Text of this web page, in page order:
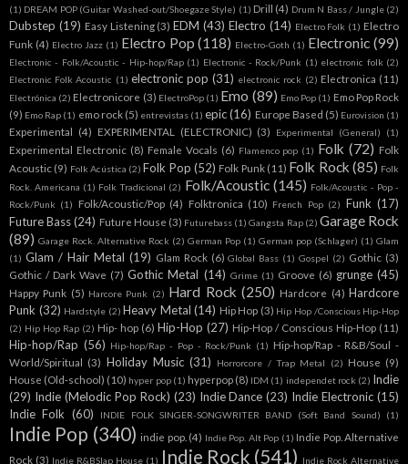
(1) DREAM POP (Guitar Washed-out/Shoegaze Style) (1) Drill (4) Drum N Bass / Jungle (2)
Dubstep (19) Easy Listening (3) EDM (43) Electro (14) Electro Folk (1) Electro
Funk (4) Electro Jazz (1) Electro Pop (118) Electro-Goth (1) Electronic (99)
Electronic - Folk/Acoustic - Hip-hop/Rap (1) Electronic - Rock/Punk (1) electronic folk (2)
Electronic Folk Acoustic (1) electronic pop (31) electronic rock (2) Electronica (11)
Electrónica (2) Electronicore (3) ElectroPop (1) Emo (89) Emo Pop (1) Emo Pop Rock
(9) Emo Rap (1) emo rock (5) entrevistas (1) epic (16) Europe Based (5) Eurovision (1)
Experimental (4) EXPERIMENTAL (ELECTRONIC) (3) Experimental (General) (1)
Experimental Electronic (8) Female Vocals (6) Flamenco pop (1) Folk (72) Folk
Acoustic (9) Folk Acústica (2) Folk Pop (52) Folk Punk (11) Folk Rock (85) Folk
Rock. Americana (1) Folk Tradicional (2) Folk/Acoustic (145) Folk/Acoustic - Pop -
Rock/Punk (1) Folk/Acoustic/Pop (4) Folktronica (10) French Pop (2) Funk (17)
Future Bass (24) Future House (3) Futurebass (1) Gangsta Rap (2) Garage Rock
(89) Garage Rock. Alternative Rock (2) German Pop (1) German pop (Schlager) (1) Glam
(1) Glam / Hair Metal (19) Glam Rock (6) Global Bass (1) Gospel (2) Gothic (3)
Gothic / Dark Wave (7) Gothic Metal (14) Grime (1) Groove (6) grunge (45)
Happy Punk (5) Harcore Punk (2) Hard Rock (250) Hardcore (4) Hardcore
Punk (32) Hardstyle (2) Heavy Metal (14) Hip Hop (3) Hip Hop /Conscious Hip-Hop
(2) Hip Hop Rap (2) Hip- hop (6) Hip-Hop (27) Hip-Hop / Conscious Hip-Hop (11)
Hip-hop/Rap (56) Hip-hop/Rap - Pop - Rock/Punk (1) Hip-hop/Rap - R&B/Soul -
World/Spiritual (3) Holiday Music (31) Horrorcore / Trap Metal (2) House (9)
House (Old-school) (10) hyper pop (1) hyperpop (8) IDM (1) independet rock (2) Indie
(29) Indie (Melodic Pop Rock) (23) Indie Dance (23) Indie Electronic (15)
Indie Folk (60) INDIE FOLK SINGER-SONGWRITER BAND (Soft Band Sound) (1)
Indie Pop (340) indie pop. (4) Indie Pop. Alt Pop (1) Indie Pop. Alternative
Rock (3) Indie R&BSlap House (1) Indie Rock (541) Indie Rock Alternative